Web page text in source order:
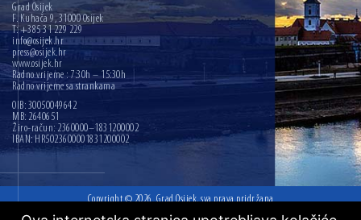
Grad Osijek
F. Kuhača 9, 31000 Osijek
T: +385 31 229 229
info@osijek.hr
press@osijek.hr
www.osijek.hr
Radno vrijeme : 7:30h – 15:30h
Radno vrijeme sa strankama
OIB: 30050049642
MB: 2640651
Žiro-račun: 2360000–1831200002
IBAN: HR5023600001831200002
Copyright © 2026. Grad Osijek, sva prava pridržana